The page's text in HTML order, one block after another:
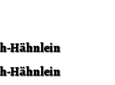
Hähnlein
Hähnlein